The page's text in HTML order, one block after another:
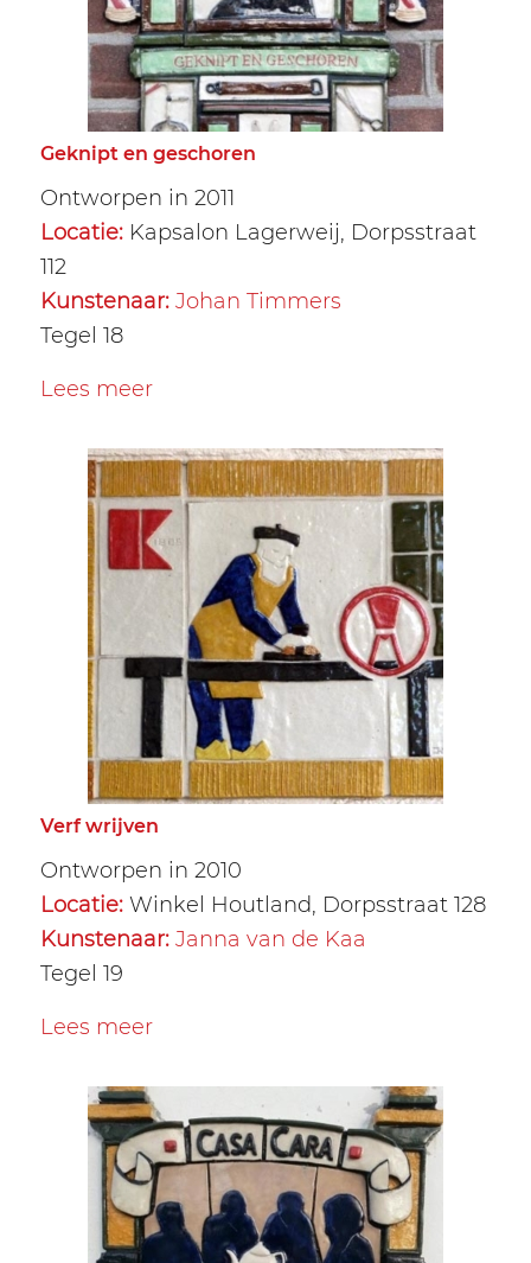
Geknipt en geschoren
Ontworpen in 2011
Locatie:Kapsalon Lagerweij, Dorpsstraat
112
Kunstenaar: Johan Timmers
Tegel 18
Lees meer
Verf wrijven
Ontworpen in 2010
Locatie:Winkel Houtland, Dorpsstraat 128
Kunstenaar: Janna van de Kaa
Tegel 19
Lees meer